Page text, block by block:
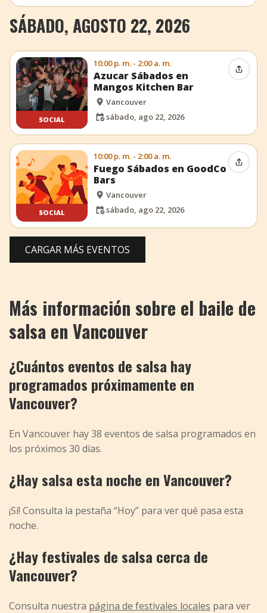
SÁBADO, AGOSTO 22, 2026
SOCIAL
10:00 p. m. - 2:00 a. m.
Azucar Sábados en
Mangos Kitchen Bar
Vancouver
sábado, ago 22, 2026
SOCIAL
10:00 p. m. - 2:00 a. m.
Fuego Sábados en GoodCo
Bars
Vancouver
sábado, ago 22, 2026
CARGAR MÁS EVENTOS
Más información sobre el baile de
salsa en Vancouver
¿Cuántos eventos de salsa hay
programados próximamente en
Vancouver?
En Vancouver hay 38 eventos de salsa programados en
los próximos 30 días.
¿Hay salsa esta noche en Vancouver?
¡Sí! Consulta la pestaña “Hoy” para ver qué pasa esta
noche.
¿Hay festivales de salsa cerca de
Vancouver?
Consulta nuestra página de festivales locales para ver